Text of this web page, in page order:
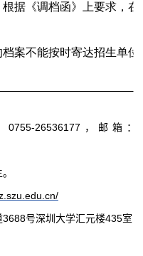
据《调档函》上要求，
案不能按时寄达招生单
0755-26536177 ，邮箱：
3688号深圳大学汇元楼435室